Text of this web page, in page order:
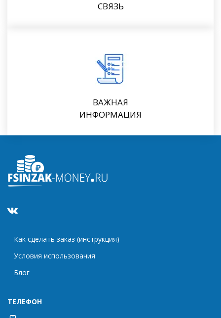
СВЯЗЬ
ВАЖНАЯ
ИНФОРМАЦИЯ
Как сделать заказ (инструкция)
Условия использования
Блог
ТЕЛЕФОН